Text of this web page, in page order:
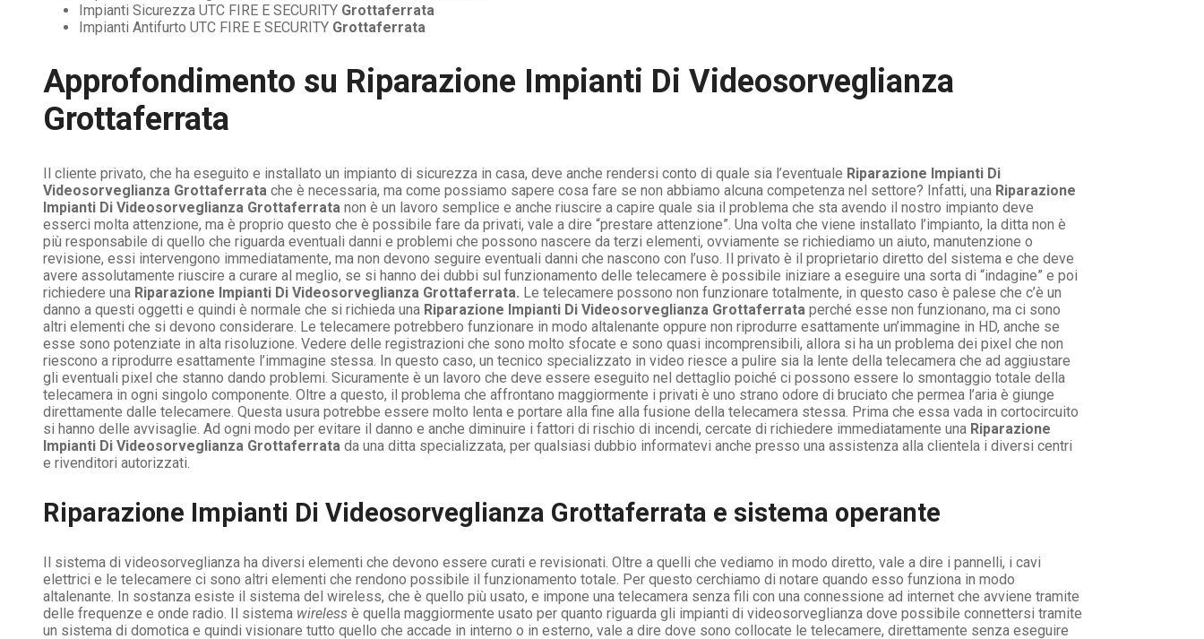
Impianti Sicurezza UTC FIRE E SECURITY Grottaferrata
Impianti Antifurto UTC FIRE E SECURITY Grottaferrata
Approfondimento su Riparazione Impianti Di Videosorveglianza
Grottaferrata
Il cliente privato, che ha eseguito e installato un impianto di sicurezza in casa, deve anche rendersi conto di quale sia l’eventuale Riparazione Impianti Di
Videosorveglianza Grottaferrata che è necessaria, ma come possiamo sapere cosa fare se non abbiamo alcuna competenza nel settore? Infatti, una Riparazione
Impianti Di Videosorveglianza Grottaferrata non è un lavoro semplice e anche riuscire a capire quale sia il problema che sta avendo il nostro impianto deve
esserci molta attenzione, ma è proprio questo che è possibile fare da privati, vale a dire “prestare attenzione”. Una volta che viene installato l’impianto, la ditta non è
più responsabile di quello che riguarda eventuali danni e problemi che possono nascere da terzi elementi, ovviamente se richiediamo un aiuto, manutenzione o
revisione, essi intervengono immediatamente, ma non devono seguire eventuali danni che nascono con l’uso. Il privato è il proprietario diretto del sistema e che deve
avere assolutamente riuscire a curare al meglio, se si hanno dei dubbi sul funzionamento delle telecamere è possibile iniziare a eseguire una sorta di “indagine” e poi
richiedere una Riparazione Impianti Di Videosorveglianza Grottaferrata. Le telecamere possono non funzionare totalmente, in questo caso è palese che c’è un
danno a questi oggetti e quindi è normale che si richieda una Riparazione Impianti Di Videosorveglianza Grottaferrata perché esse non funzionano, ma ci sono
altri elementi che si devono considerare. Le telecamere potrebbero funzionare in modo altalenante oppure non riprodurre esattamente un’immagine in HD, anche se
esse sono potenziate in alta risoluzione. Vedere delle registrazioni che sono molto sfocate e sono quasi incomprensibili, allora si ha un problema dei pixel che non
riescono a riprodurre esattamente l’immagine stessa. In questo caso, un tecnico specializzato in video riesce a pulire sia la lente della telecamera che ad aggiustare
gli eventuali pixel che stanno dando problemi. Sicuramente è un lavoro che deve essere eseguito nel dettaglio poiché ci possono essere lo smontaggio totale della
telecamera in ogni singolo componente. Oltre a questo, il problema che affrontano maggiormente i privati è uno strano odore di bruciato che permea l’aria è giunge
direttamente dalle telecamere. Questa usura potrebbe essere molto lenta e portare alla fine alla fusione della telecamera stessa. Prima che essa vada in cortocircuito
si hanno delle avvisaglie. Ad ogni modo per evitare il danno e anche diminuire i fattori di rischio di incendi, cercate di richiedere immediatamente una Riparazione
Impianti Di Videosorveglianza Grottaferrata da una ditta specializzata, per qualsiasi dubbio informatevi anche presso una assistenza alla clientela i diversi centri
e rivenditori autorizzati.
Riparazione Impianti Di Videosorveglianza Grottaferrata e sistema operante
Il sistema di videosorveglianza ha diversi elementi che devono essere curati e revisionati. Oltre a quelli che vediamo in modo diretto, vale a dire i pannelli, i cavi
elettrici e le telecamere ci sono altri elementi che rendono possibile il funzionamento totale. Per questo cerchiamo di notare quando esso funziona in modo
altalenante. In sostanza esiste il sistema del wireless, che è quello più usato, e impone una telecamera senza fili con una connessione ad internet che avviene tramite
delle frequenze e onde radio. Il sistema wireless è quella maggiormente usato per quanto riguarda gli impianti di videosorveglianza dove possibile connettersi tramite
un sistema di domotica e quindi visionare tutto quello che accade in interno o in esterno, vale a dire dove sono collocate le telecamere, direttamente senza eseguire